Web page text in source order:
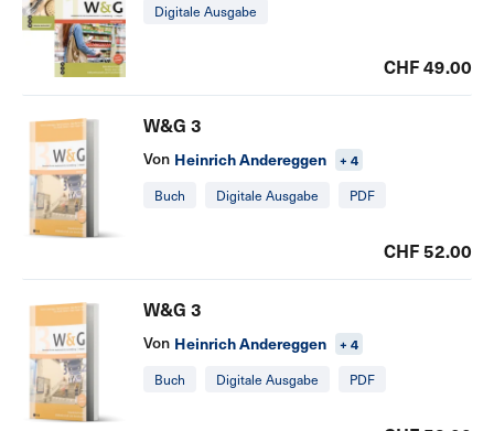
Digitale Ausgabe
CHF 49.00
W&G 3
Von Heinrich Andereggen
+ 4
Buch
Digitale Ausgabe PDF
CHF 52.00
W&G 3
Von Heinrich Andereggen
+ 4
Buch
Digitale Ausgabe PDF